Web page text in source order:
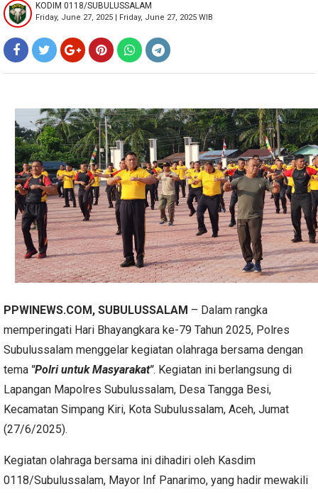
KODIM 0118/SUBULUSSALAM
Friday, June 27, 2025 | Friday, June 27, 2025 WIB
PPWINEWS.COM, SUBULUSSALAM – Dalam rangka
memperingati Hari Bhayangkara ke-79 Tahun 2025, Polres
Subulussalam menggelar kegiatan olahraga bersama dengan
tema "Polri untuk Masyarakat". Kegiatan ini berlangsung di
Lapangan Mapolres Subulussalam, Desa Tangga Besi,
Kecamatan Simpang Kiri, Kota Subulussalam, Aceh, Jumat
(27/6/2025).
Kegiatan olahraga bersama ini dihadiri oleh Kasdim
0118/Subulussalam, Mayor Inf Panarimo, yang hadir mewakili